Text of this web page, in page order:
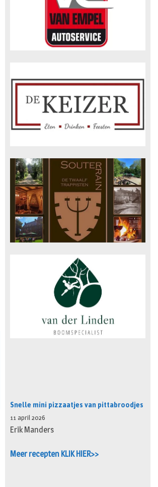
Snelle mini pizzaatjes van pittabroodjes
11 april 2026
Erik Manders
Meer recepten KLIK HIER>>